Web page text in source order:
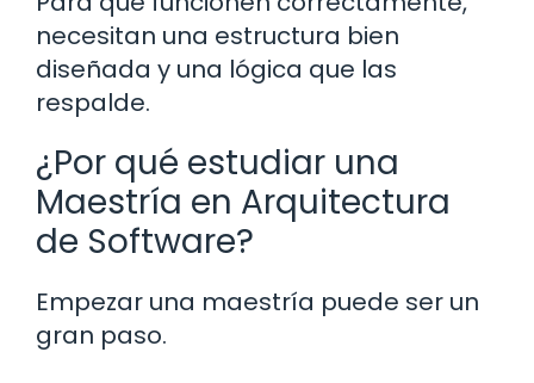
necesitan una estructura bien
diseñada y una lógica que las
respalde.
¿Por qué estudiar una
Maestría en Arquitectura
de Software?
Empezar una maestría puede ser un
gran paso.